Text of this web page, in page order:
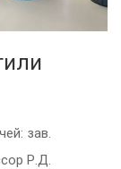
зав.
Р.Д.